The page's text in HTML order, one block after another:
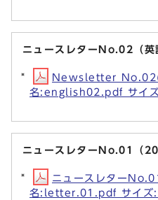
ニュースレターNo.02（英
Newsletter
名:english02.pdf サイ
ニュースレターNo.01（
ニュースレター
名:letter.01.pdf サイズ